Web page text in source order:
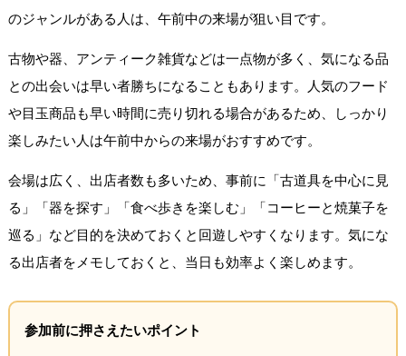
のジャンルがある人は、午前中の来場が狙い目です。
古物や器、アンティーク雑貨などは一点物が多く、気になる品
との出会いは早い者勝ちになることもあります。人気のフード
や目玉商品も早い時間に売り切れる場合があるため、しっかり
楽しみたい人は午前中からの来場がおすすめです。
会場は広く、出店者数も多いため、事前に「古道具を中心に見
る」「器を探す」「食べ歩きを楽しむ」「コーヒーと焼菓子を
巡る」など目的を決めておくと回遊しやすくなります。気にな
る出店者をメモしておくと、当日も効率よく楽しめます。
参加前に押さえたいポイント